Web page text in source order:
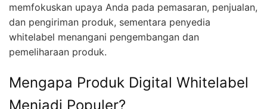
memfokuskan upaya Anda pada pemasaran, penjualan,
dan pengiriman produk, sementara penyedia
whitelabel menangani pengembangan dan
pemeliharaan produk.
Mengapa Produk Digital Whitelabel
Menjadi Populer?